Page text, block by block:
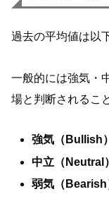
過去の平均値は以
一般的には強気・
場と判断されるこ
強気（Bullish）
中立（Neutral）
弱気（Bearish